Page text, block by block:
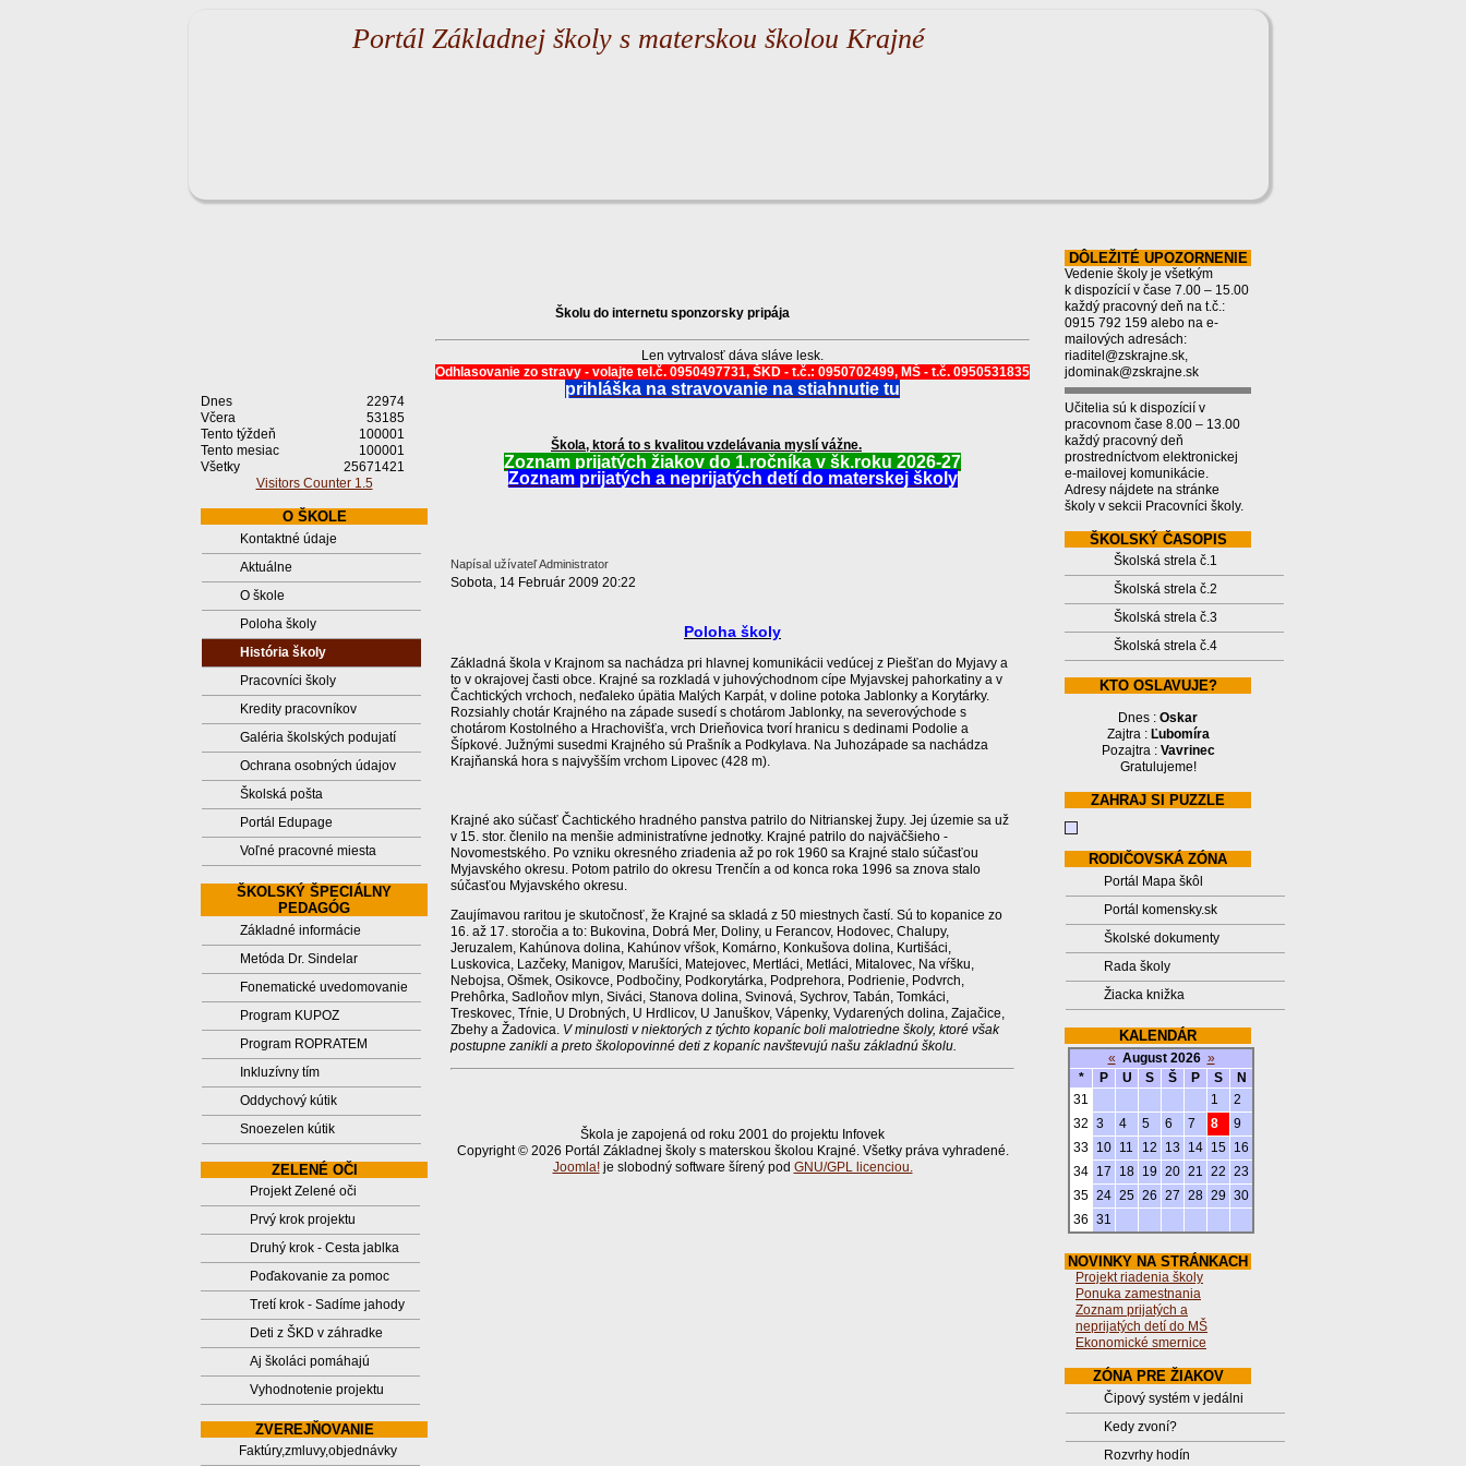
Portál Základnej školy s materskou školou Krajné
Dnes
22974
Včera
53185
Tento týždeň
100001
Tento mesiac
100001
Všetky
25671421
Visitors Counter 1.5
O ŠKOLE
Kontaktné údaje
Aktuálne
O škole
Poloha školy
História školy
Pracovníci školy
Kredity pracovníkov
Galéria školských podujatí
Ochrana osobných údajov
Školská pošta
Portál Edupage
Voľné pracovné miesta
ŠKOLSKÝ ŠPECIÁLNY
PEDAGÓG
Základné informácie
Metóda Dr. Sindelar
Fonematické uvedomovanie
Program KUPOZ
Program ROPRATEM
Inkluzívny tím
Oddychový kútik
Snoezelen kútik
ZELENÉ OČI
Projekt Zelené oči
Prvý krok projektu
Druhý krok - Cesta jablka
Poďakovanie za pomoc
Tretí krok - Sadíme jahody
Deti z ŠKD v záhradke
Aj školáci pomáhajú
Vyhodnotenie projektu
ZVEREJŇOVANIE
Faktúry,zmluvy,objednávky
Školu do internetu sponzorsky pripája
Len vytrvalosť dáva sláve lesk.
Odhlasovanie zo stravy - volajte tel.č. 0950497731, ŠKD - t.č.: 0950702499, MŠ - t.č. 0950531835
prihláška na stravovanie na stiahnutie tu
Škola, ktorá to s kvalitou vzdelávania myslí vážne.
Zoznam prijatých žiakov do 1.ročníka v šk.roku 2026-27
Zoznam prijatých a neprijatých detí do materskej školy
Napísal užívateľ Administrator
Sobota, 14 Február 2009 20:22
Poloha školy
Základná škola v Krajnom sa nachádza pri hlavnej komunikácii vedúcej z Piešťan do Myjavy a
to v okrajovej časti obce. Krajné sa rozkladá v juhovýchodnom cípe Myjavskej pahorkatiny a v
Čachtických vrchoch, neďaleko úpätia Malých Karpát, v doline potoka Jablonky a Korytárky.
Rozsiahly chotár Krajného na západe susedí s chotárom Jablonky, na severovýchode s
chotárom Kostolného a Hrachovišťa, vrch Drieňovica tvorí hranicu s dedinami Podolie a
Šípkové. Južnými susedmi Krajného sú Prašník a Podkylava. Na Juhozápade sa nachádza
Krajňanská hora s najvyšším vrchom Lipovec (428 m).
Krajné ako súčasť Čachtického hradného panstva patrilo do Nitrianskej župy. Jej územie sa už
v 15. stor. členilo na menšie administratívne jednotky. Krajné patrilo do najväčšieho -
Novomestského. Po vzniku okresného zriadenia až po rok 1960 sa Krajné stalo súčasťou
Myjavského okresu. Potom patrilo do okresu Trenčín a od konca roka 1996 sa znova stalo
súčasťou Myjavského okresu.
Zaujímavou raritou je skutočnosť, že Krajné sa skladá z 50 miestnych častí. Sú to kopanice zo
16. až 17. storočia a to: Bukovina, Dobrá Mer, Doliny, u Ferancov, Hodovec, Chalupy,
Jeruzalem, Kahúnova dolina, Kahúnov vŕšok, Komárno, Konkušova dolina, Kurtišáci,
Luskovica, Lazčeky, Manigov, Marušíci, Matejovec, Mertláci, Metláci, Mitalovec, Na vŕšku,
Nebojsa, Ošmek, Osikovce, Podbočiny, Podkorytárka, Podprehora, Podrienie, Podvrch,
Prehôrka, Sadloňov mlyn, Siváci, Stanova dolina, Svinová, Sychrov, Tabán, Tomkáci,
Treskovec, Tŕnie, U Drobných, U Hrdlicov, U Januškov, Vápenky, Vydarených dolina, Zajačice,
Zbehy a Žadovica. V minulosti v niektorých z týchto kopaníc boli malotriedne školy, ktoré však
postupne zanikli a preto školopovinné deti z kopaníc navštevujú našu základnú školu.
Škola je zapojená od roku 2001 do projektu Infovek
Copyright © 2026 Portál Základnej školy s materskou školou Krajné. Všetky práva vyhradené.
Joomla!je slobodný software šírený pod GNU/GPL licenciou.
DÔLEŽITÉ UPOZORNENIE
Vedenie školy je všetkým
k dispozícií v čase 7.00 – 15.00
každý pracovný deň na t.č.:
0915 792 159 alebo na e-
mailových adresách:
riaditel@zskrajne.sk,
jdominak@zskrajne.sk
Učitelia sú k dispozícií v
pracovnom čase 8.00 – 13.00
každý pracovný deň
prostredníctvom elektronickej
e-mailovej komunikácie.
Adresy nájdete na stránke
školy v sekcii Pracovníci školy.
ŠKOLSKÝ ČASOPIS
Školská strela č.1
Školská strela č.2
Školská strela č.3
Školská strela č.4
KTO OSLAVUJE?
Dnes : Oskar
Zajtra : Ľubomíra
Pozajtra : Vavrinec
Gratulujeme!
ZAHRAJ SI PUZZLE
RODIČOVSKÁ ZÓNA
Portál Mapa škôl
Portál komensky.sk
Školské dokumenty
Rada školy
Žiacka knižka
KALENDÁR
« August 2026 »
*
P U S Š P S
N
31
1
2
32 3 4 5 6 7 8
9
33 10 11 12 13 14 15 16
34 17 18 19 20 21 22 23
35 24 25 26 27 28 29 30
36 31
NOVINKY NA STRÁNKACH
Projekt riadenia školy
Ponuka zamestnania
Zoznam prijatých a
neprijatých detí do MŠ
Ekonomické smernice
ZÓNA PRE ŽIAKOV
Čipový systém v jedálni
Kedy zvoní?
Rozvrhy hodín